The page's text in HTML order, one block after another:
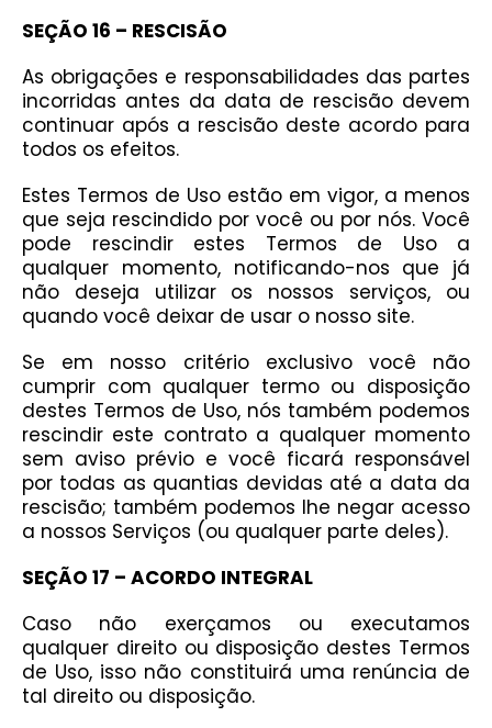
SEÇÃO 16 – RESCISÃO
As obrigações e responsabilidades das partes
incorridas antes da data de rescisão devem
continuar após a rescisão deste acordo para
todos os efeitos.
Estes Termos de Uso estão em vigor, a menos
que seja rescindido por você ou por nós. Você
pode rescindir estes Termos de Uso a
qualquer momento, notificando-nos que já
não deseja utilizar os nossos serviços, ou
quando você deixar de usar o nosso site.
Se em nosso critério exclusivo você não
cumprir com qualquer termo ou disposição
destes Termos de Uso, nós também podemos
rescindir este contrato a qualquer momento
sem aviso prévio e você ficará responsável
por todas as quantias devidas até a data da
rescisão; também podemos lhe negar acesso
a nossos Serviços (ou qualquer parte deles).
SEÇÃO 17 – ACORDO INTEGRAL
Caso não exerçamos ou executamos
qualquer direito ou disposição destes Termos
de Uso, isso não constituirá uma renúncia de
tal direito ou disposição.